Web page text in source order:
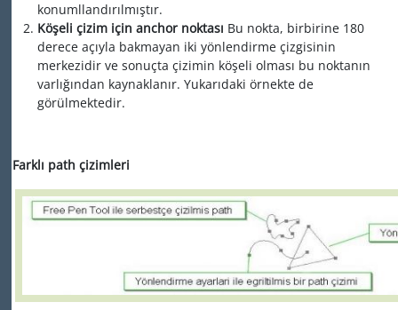
konumllandırılmıştır.
Köşeli çizim için anchor noktası Bu nokta, birbirine 180
derece açıyla bakmayan iki yönlendirme çizgisinin
merkezidir ve sonuçta çizimin köşeli olması bu noktanın
varlığından kaynaklanır. Yukarıdaki örnekte de
görülmektedir.
Farklı path çizimleri